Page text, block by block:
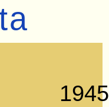
1945